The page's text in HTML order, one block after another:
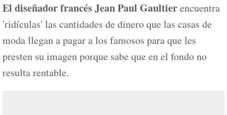
El diseñador francés Jean Paul Gaultierencuentra
'ridículas' las cantidades de dinero que las casas de
moda llegan a pagar a los famosos para que les
presten su imagen porque sabe que en el fondo no
resulta rentable.